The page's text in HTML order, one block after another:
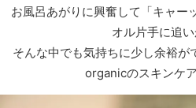
お風呂あがりに興奮して「キャー
オル片手に追い
そんな中でも気持ちに少し余裕が
organicのスキンケア